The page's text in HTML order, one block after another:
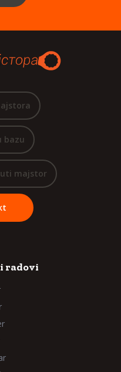
bazu
majstor
radovi